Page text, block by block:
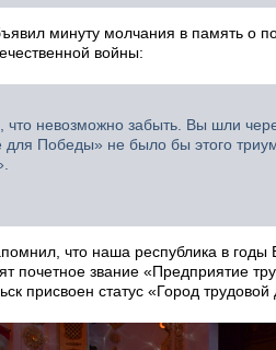
минуту молчания в память о
войны:
что невозможно забыть. Вы шли
для Победы» не было бы этого
что наша республика в
почетное звание «Предприятие
присвоен статус «Город трудовой